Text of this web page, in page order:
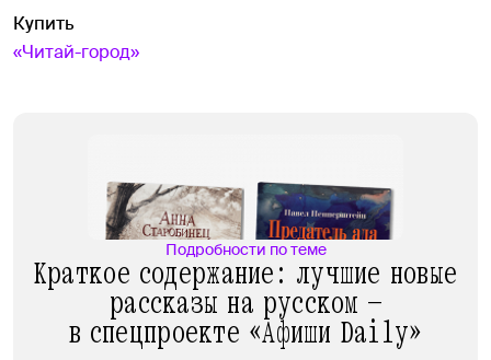
Купить
«Читай-город»
Подробности по теме
Краткое содержание: лучшие новые
рассказы на русском —
в спецпроекте «Афиши Daily»